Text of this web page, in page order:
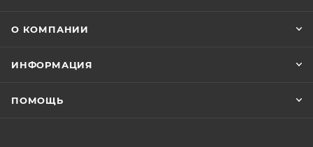
О КОМПАНИИ
ИНФОРМАЦИЯ
ПОМОЩЬ